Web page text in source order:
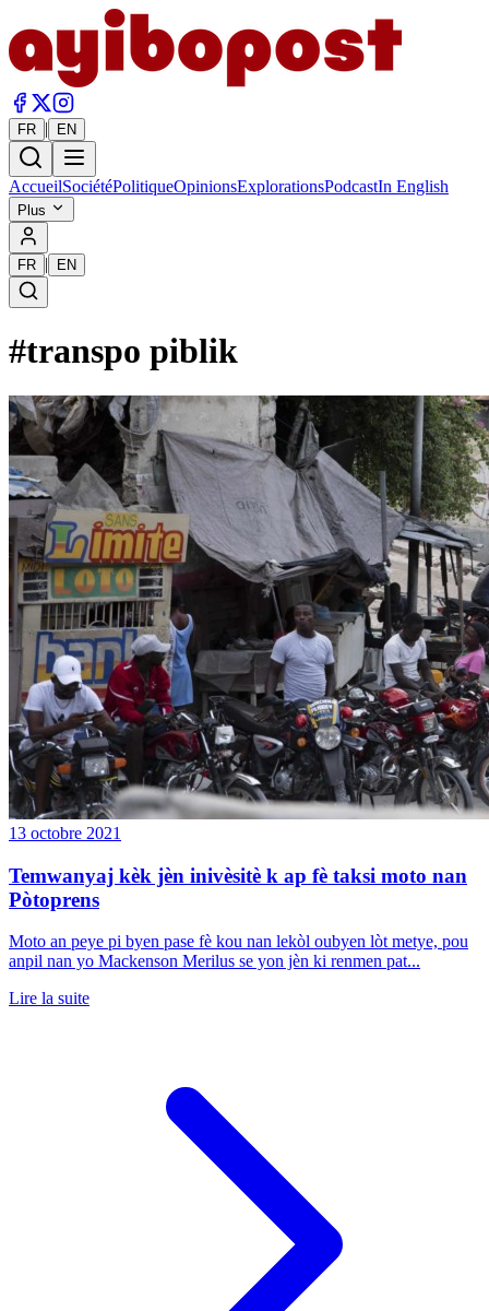
FR | EN
AccueilSociétéPolitiqueOpinionsExplorationsPodcastIn English
Plus
FR | EN
#transpo piblik
13 octobre 2021
Temwanyaj kèk jèn inivèsitè k ap fè taksi moto nan
Pòtoprens
Moto an peye pi byen pase fè kou nan lekòl oubyen lòt metye, pou
anpil nan yo Mackenson Merilus se yon jèn ki renmen pat...
Lire la suite